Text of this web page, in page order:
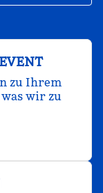
zu Ihrem
wir zu